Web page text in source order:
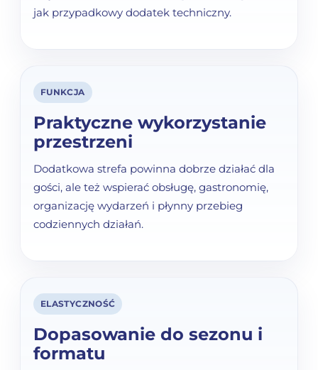
jak przypadkowy dodatek techniczny.
FUNKCJA
Praktyczne wykorzystanie
przestrzeni
Dodatkowa strefa powinna dobrze działać dla
gości, ale też wspierać obsługę, gastronomię,
organizację wydarzeń i płynny przebieg
codziennych działań.
ELASTYCZNOŚĆ
Dopasowanie do sezonu i
formatu